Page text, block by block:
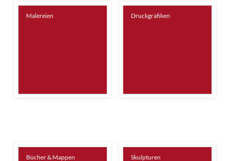
Malereien Druckgrafiken
Bücher & Mappen Skulpturen